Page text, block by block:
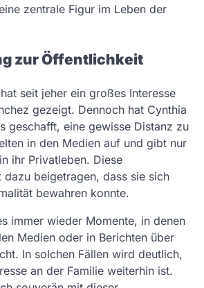
zentrale Figur im Leben der
zur Öffentlichkeit
seit jeher ein großes Interesse
gezeigt. Dennoch hat Cynthia
geschafft, eine gewisse Distanz zu
in den Medien auf und gibt nur
ihr Privatleben. Diese
dazu beigetragen, dass sie sich
bewahren konnte.
immer wieder Momente, in denen
Medien oder in Berichten über
In solchen Fällen wird deutlich,
an der Familie weiterhin ist.